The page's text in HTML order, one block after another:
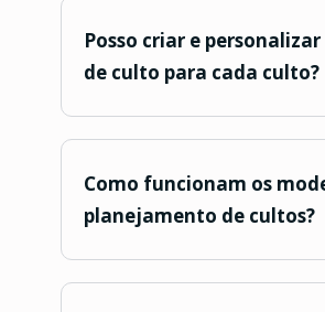
Posso criar e
de culto para cada culto?
Como funcionam os
planejamento de cultos?